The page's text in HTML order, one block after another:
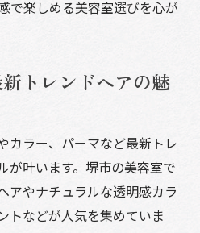
で楽しめる美容室選びを心が
トレンドヘアの魅
カラー、パーマなど最新トレ
が叶います。堺市の美容室で
アやナチュラルな透明感カラ
トなどが人気を集めていま